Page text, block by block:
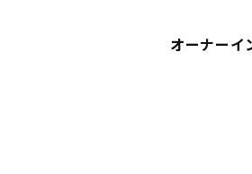
オーナーイ